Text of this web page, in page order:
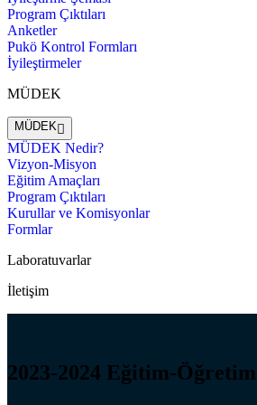
Program Çıktıları
Anketler
Pukö Kontrol Formları
İyileştirmeler
MÜDEK
MÜDEK
MÜDEK Nedir?
Vizyon-Misyon
Eğitim Amaçları
Program Çıktıları
Kurullar ve Komisyonlar
Formlar
Laboratuvarlar
İletişim
2023-2024 Eğitim-Öğretim